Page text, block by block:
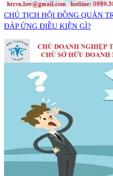
CHỦ TỊCH HỘI ĐỒNG QUẢN
ĐÁP ỨNG ĐIỀU KIỆN GÌ?